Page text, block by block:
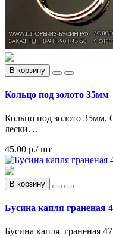
В корзину
Кольцо под золото 35мм
Кольцо под золото 35мм.
лески. ..
45.00 р./ шт
В корзину
Бусина капля граненая
Бусина капля граненая